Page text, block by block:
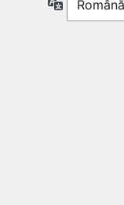
Limbă